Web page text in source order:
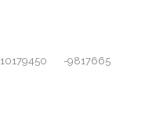
10179450 -9817665